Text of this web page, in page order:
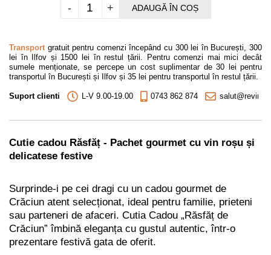
+
- ADAUGĂ ÎN COȘ
Transportgratuit pentru comenzi începând cu 300 lei în București, 300
lei în Ilfov și 1500 lei în restul țării. Pentru comenzi mai mici decât
sumele menționate, se percepe un cost suplimentar de 30 lei pentru
transportul în București și Ilfov și 35 lei pentru transportul în restul țării.
Suport clienti L-V 9.00-19.00 0743 862 874
Cutie cadou Răsfăț - Pachet gourmet cu vin roșu și
delicatese festive
Surprinde-i pe cei dragi cu un cadou gourmet de
Crăciun atent selecționat, ideal pentru familie, prieteni
sau parteneri de afaceri. Cutia Cadou „Răsfăț de
Crăciun” îmbină eleganța cu gustul autentic, într-o
prezentare festivă gata de oferit.